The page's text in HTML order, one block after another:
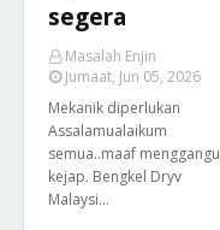
segera
Masalah Enjin
Jumaat, Jun 05, 2026
Mekanik diperlukan
Assalamualaikum
semua..maaf menggangu
kejap. Bengkel Dryv
Malaysi…